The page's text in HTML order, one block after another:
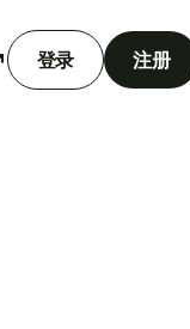
登录 注册